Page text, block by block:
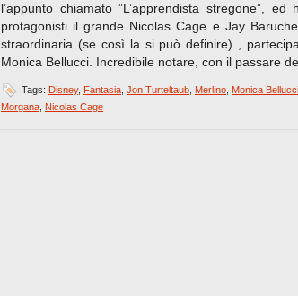
l’appunto chiamato ”L’apprendista stregone”, ed
protagonisti il grande Nicolas Cage e Jay
straordinaria (se così la si può definire) ,
Monica Bellucci. Incredibile notare, con il passare
Tags: Disney, Fantasia Jon Turteltaub Merlino Monica Bellucci
Morgana Nicolas Cage